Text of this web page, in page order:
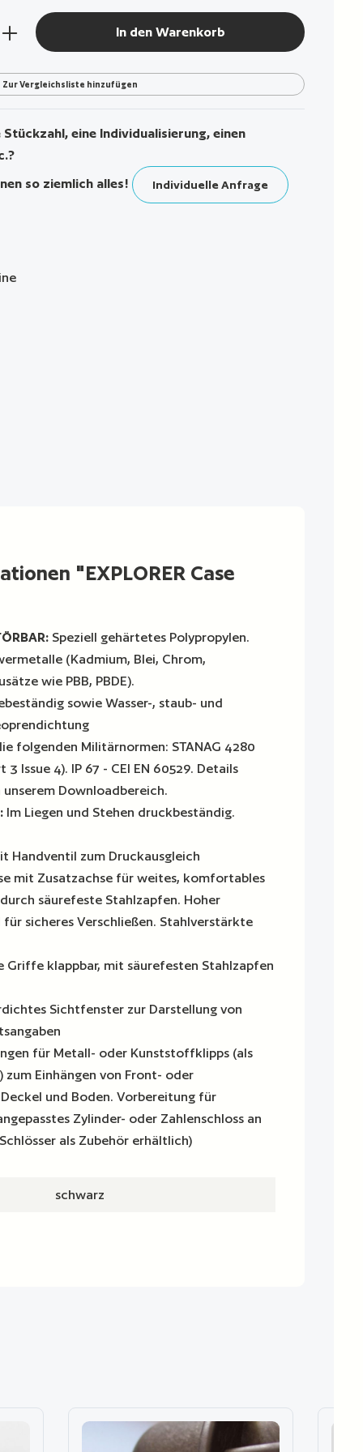
gewünschten Wert ein oder benutze die
In den Warenkorb
Zur Vergleichsliste hinzufügen
eine Individualisierung, einen
so ziemlich alles!
Individuelle Anfrage
"EXPLORER Case
Speziell gehärtetes Polypropylen.
(Kadmium, Blei, Chrom,
wie PBB, PBDE).
sowie Wasser-, staub- und
folgenden Militärnormen: STANAG 4280
3 Issue 4). IP 67 - CEI EN 60529. Details
unserem Downloadbereich.
Im Liegen und Stehen druckbeständig.
Handventil zum Druckausgleich
mit Zusatzachse für weites, komfortables
säurefeste Stahlzapfen. Hoher
sicheres Verschließen. Stahlverstärkte
Griffe klappbar, mit säurefesten Stahlzapfen
Sichtfenster zur Darstellung von
für Metall- oder Kunststoffklipps (als
zum Einhängen von Front- oder
und Boden. Vorbereitung für
Zylinder- oder Zahlenschloss an
als Zubehör erhältlich)
schwarz